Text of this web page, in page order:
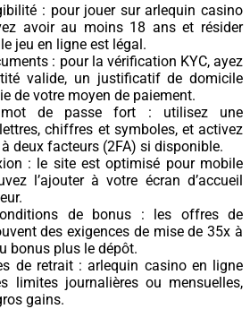
: pour jouer sur arlequin casino
avoir au moins 18 ans et résider
jeu en ligne est légal.
: pour la vérification KYC, ayez
valide, un justificatif de domicile
de votre moyen de paiement.
mot de passe fort : utilisez une
chiffres et symboles, et activez
deux facteurs (2FA) si disponible.
: le site est optimisé pour mobile
l’ajouter à votre écran d’accueil
de bonus : les offres de
des exigences de mise de 35x à
bonus plus le dépôt.
de retrait : arlequin casino en ligne
limites journalières ou mensuelles,
gains.